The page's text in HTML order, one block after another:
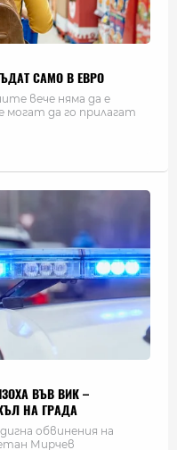
САМО В ЕВРО
вече няма да е
да го прилагат
ВЪВ ВИК –
НА ГРАДА
обвинения на
Мирчев